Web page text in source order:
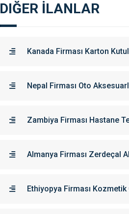
DIĞER İLANLAR
Kanada Firması Karton
Nepal Firması Oto
Zambiya Firması Hastane
Almanya Firması Zerdeçal
Ethiyopya Firması